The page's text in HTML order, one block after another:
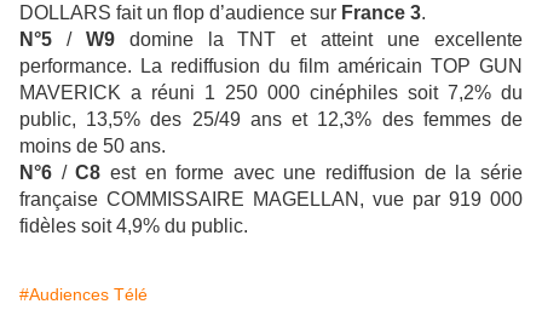
DOLLARS fait un flop d’audience sur France 3.
N°5 / W9domine la TNT et atteint une excellente
performance. La rediffusion du film américain TOP GUN
MAVERICK a réuni 1 250 000 cinéphiles soit 7,2% du
public, 13,5% des 25/49 ans et 12,3% des femmes de
moins de 50 ans.
N°6 /C8 est en forme avec une rediffusion de la série
française COMMISSAIRE MAGELLAN, vue par 919 000
fidèles soit 4,9% du public.
#Audiences Télé